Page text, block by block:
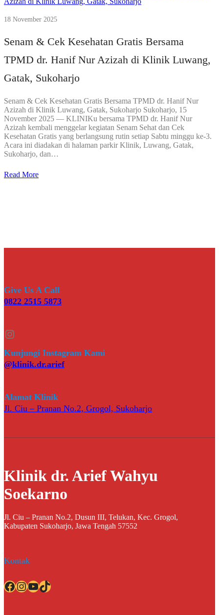
18 November 2025
Senam & Cek Kesehatan Gratis Bersama
TPMD dr. Hanif Nur Azizah di Klinik Luwang,
Gatak, Sukoharjo
Senam & Cek Kesehatan Gratis Bersama TPMD dr. Hanif Nur
Azizah di Klinik Luwang, Gatak, Sukoharjo Sukoharjo, 15
November 2025 — KLINIKu bersama TPMD dr. Hanif Nur
Azizah kembali menggelar kegiatan Senam Sehat dan Cek
Kesehatan Gratis yang berlangsung rutin setiap Sabtu minggu ke-3.
Acara ini diadakan di halaman parkir Klinik, Luwang, Gatak,
Sukoharjo, dan…
Read More
Give Us A Call
0822 2515 5873
Instagram
Kunjungi Instagram Kami
@klinik.dr.arief
Alamat Klinik
Jl. Ciu – Pranan No.2, Grogol, Sukoharjo
Klinik dr. Arief Wahyu
Soekarno
Jl. Ciu – Pranan No.2, Dusun III, Telukan, Kec. Grogol,
Kabupaten Sukoharjo, Jawa Tengah 57552
Kontak
Facebook InstagramYouTube TikTok